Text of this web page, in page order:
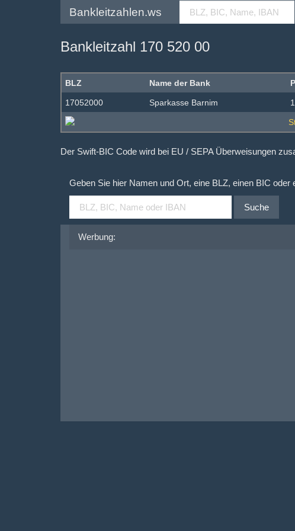
Bankleitzahlen.ws
Bankleitzahl 170 520 00
BLZ Name der Bank
17052000 Sparkasse Barnim
Der Swift-BIC Code wird bei EU / SEPA Überweisungen
Geben Sie hier Namen und Ort, eine BLZ, einen BIC
Suche
Werbung: